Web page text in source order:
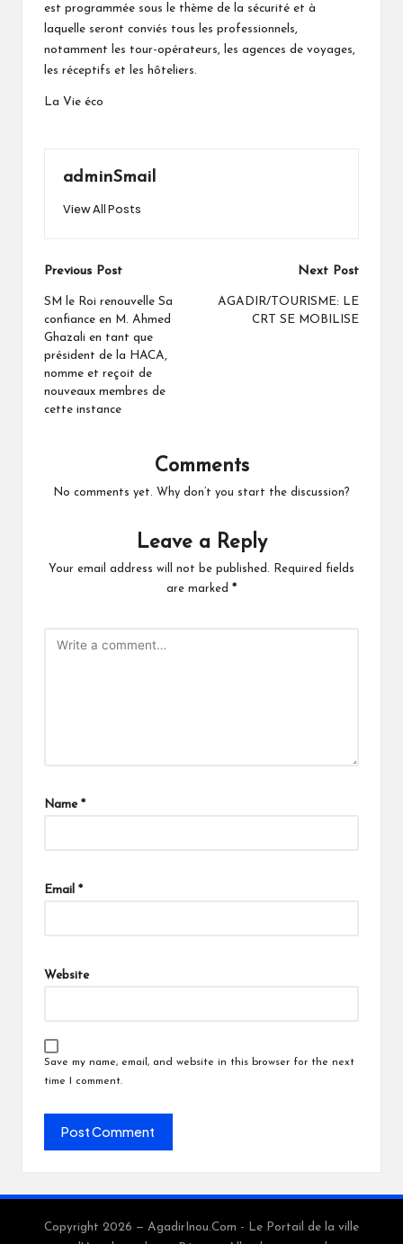
est programmée sous le thème de la sécurité et à
laquelle seront conviés tous les professionnels,
notamment les tour-opérateurs, les agences de voyages,
les réceptifs et les hôteliers.
La Vie éco
adminSmail
View All Posts
Post
navigation
Previous Post
SM le Roi renouvelle Sa
confiance en M. Ahmed
Ghazali en tant que
président de la HACA,
nomme et reçoit de
nouveaux membres de
cette instance
Next Post
AGADIR/TOURISME: LE
CRT SE MOBILISE
Comments
No comments yet. Why don’t you start the discussion?
Leave a Reply
Your email address will not be published.
Required fields
are marked *
Name *
Email *
Website
Save my name, email, and website in this browser for the next
time I comment.
Copyright 2026 — AgadirInou.Com - Le Portail de la ville